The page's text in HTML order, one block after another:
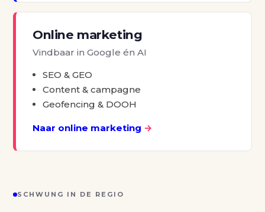
Online marketing
Vindbaar in Google én AI
SEO & GEO
Content & campagne
Geofencing & DOOH
Naar online marketing →
SCHWUNG IN DE REGIO